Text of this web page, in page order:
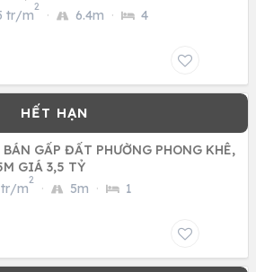
tr/m
2
· 6.4m · 4
GẤP ĐẤT PHƯỜNG PHONG KHÊ,
GIÁ 3,5 TỶ
tr/m
2
· 5m · 1